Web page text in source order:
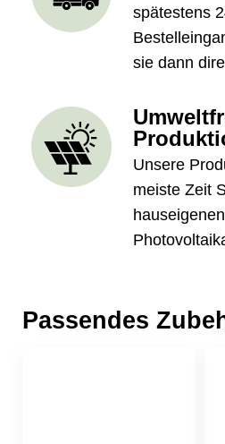
spätestens
sie dann
Unsere
meiste Zeit
hauseigenen
Passendes